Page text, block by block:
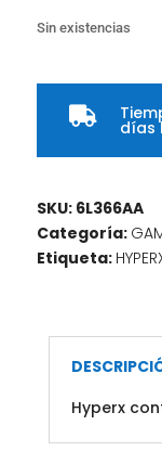
Sin existencias

días
SKU: 6L366AA
Categoría:
Etiqueta:
Hyperx